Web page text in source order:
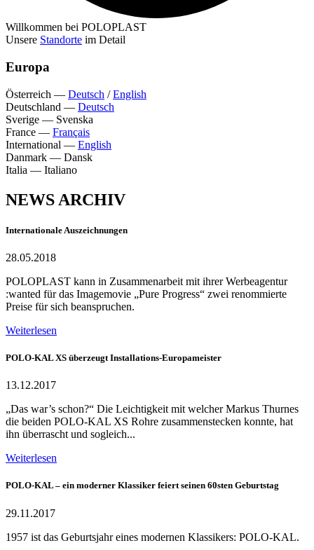
Willkommen bei POLOPLAST
Unsere Standorte im Detail
Europa
Österreich — Deutsch /English
Deutschland — Deutsch
Sverige — Svenska
France — Français
International — English
Danmark — Dansk
Italia — Italiano
NEWS ARCHIV
Internationale Auszeichnungen
28.05.2018
POLOPLAST kann in Zusammenarbeit mit ihrer Werbeagentur
:wanted für das Imagemovie „Pure Progress“ zwei renommierte
Preise für sich beanspruchen.
Weiterlesen
POLO-KAL XS überzeugt Installations-Europameister
13.12.2017
„Das war’s schon?“ Die Leichtigkeit mit welcher Markus Thurnes
die beiden POLO-KAL XS Rohre zusammenstecken konnte, hat
ihn überrascht und sogleich...
Weiterlesen
POLO-KAL – ein moderner Klassiker feiert seinen 60sten Geburtstag
29.11.2017
1957 ist das Geburtsjahr eines modernen Klassikers: POLO-KAL.